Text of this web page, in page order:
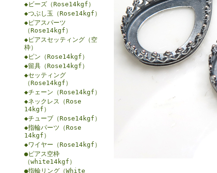
◆ビーズ（Rose14kgf）
◆つぶし玉（Rose14kgf）
◆ピアスパーツ
（Rose14kgf）
◆ピアスセッティング（空
枠）
◆ピン（Rose14kgf）
◆留具（Rose14kgf）
◆セッティング
（Rose14kgf）
◆チェーン（Rose14kgf）
◆ネックレス（Rose
14kgf）
◆チューブ（Rose14kgf）
◆指輪パーツ（Rose
14kgf）
◆ワイヤー（Rose14kgf）
●ピアス空枠
（white14kgf）
●指輪リング（White